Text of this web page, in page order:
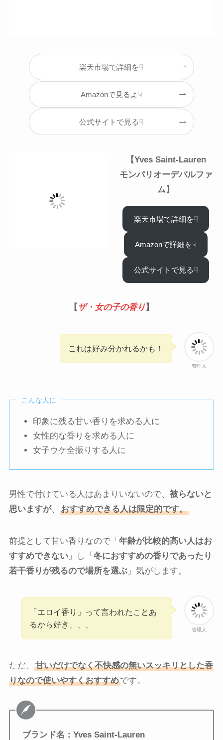
楽天市場で詳細を☟
Amazonで見るよ☟
公式サイトで見る☟
【Yves Saint-Lauren
モンパリオーデパルファ
ム】
楽天市場で詳細を☟
Amazonで詳細を☟
公式サイトで見る☟
【 ザ・女の子の香り 】
管理人
これは好み分かれるかも！
こんな人に
印象に残る甘い香りを求める人に
女性的な香りを求める人に
女子ウケ全振りする人に
男性で付けている人はあまりいないので、 被らないと
思いますが、 おすすめできる人は限定的です。
前提として甘い香りなので「 年齢が比較的高い人はお
すすめできない」し「 冬におすすめの香りであったり
若干香りが残るので場所を選ぶ」気がします。
管理人
「エロイ香り」って言われたことあ
るから好き、、、
ただ、
甘いだけでなく不快感の無いスッキリとした香
りなので使いやすくおすすめです。
ブランド名：Yves Saint-Lauren